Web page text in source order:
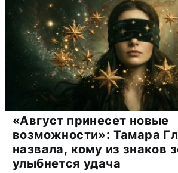
«Август принесет новые
возможности»: Тамара
назвала, кому из знаков
улыбнется удача